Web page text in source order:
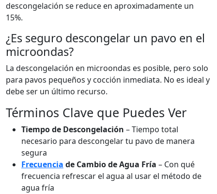
descongelación se reduce en aproximadamente un
15%.
¿Es seguro descongelar un pavo en el
microondas?
La descongelación en microondas es posible, pero solo
para pavos pequeños y cocción inmediata. No es ideal y
debe ser un último recurso.
Términos Clave que Puedes Ver
Tiempo de Descongelación – Tiempo total
necesario para descongelar tu pavo de manera
segura
Frecuencia de Cambio de Agua Fría – Con qué
frecuencia refrescar el agua al usar el método de
agua fría